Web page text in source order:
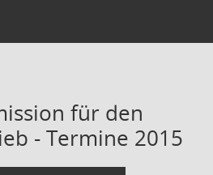
für den
- Termine 2015